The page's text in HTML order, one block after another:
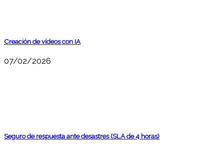
Creación de vídeos con IA
07/02/2026
Seguro de respuesta ante desastres (SLA de 4 horas)